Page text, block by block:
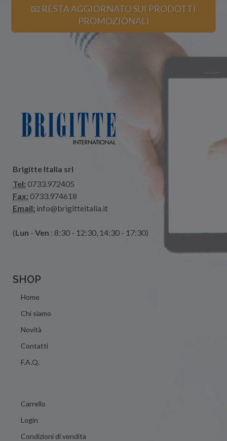
📧 RESTA AGGIORNATO SUI PRODOTTI
PROMOZIONALI
Brigitte Italia srl
Tel: 0733.972405
Fax: 0733.974618
Email: info@brigitteitalia.it
(Lun - Ven : 8:30 - 12:30, 14:30 - 17:30)
SHOP
Home
Chi siamo
Novità
Contatti
F.A.Q.
Carrello
Login
Condizioni di vendita